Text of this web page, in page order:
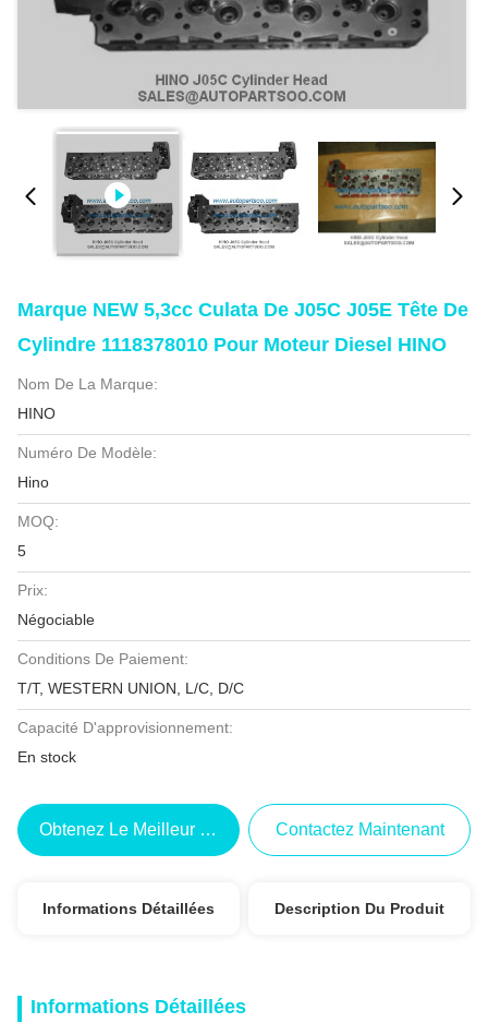
Marque NEW 5,3cc Culata De J05C J05E Tête De
Cylindre 1118378010 Pour Moteur Diesel HINO
Nom De La Marque:
HINO
Numéro De Modèle:
Hino
MOQ:
5
Prix:
Négociable
Conditions De Paiement:
T/T, WESTERN UNION, L/C, D/C
Capacité D'approvisionnement:
En stock
Obtenez Le Meilleur Prix Contactez Maintenant
Informations Détaillées Description Du Produit
Informations Détaillées